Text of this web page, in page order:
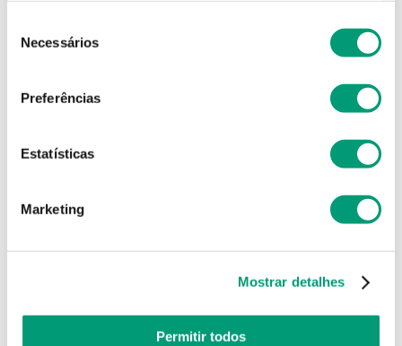
Necessários
Preferências
Estatísticas
Marketing
Mostrar detalhes
Permitir todos